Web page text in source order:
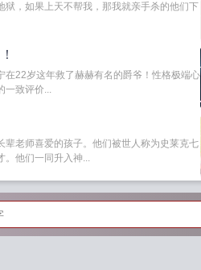
狱，如果上天不帮我，那我就亲手杀的他们下
在22岁这年救了赫赫有名的爵爷！性格极端心
一致评价...
辈老师喜爱的孩子。他们被世人称为史莱克七
。他们一同升入神...